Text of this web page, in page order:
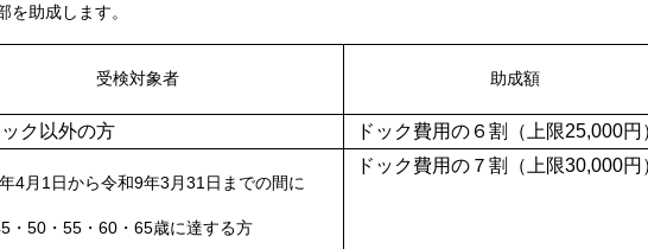
助成します。
受検対象者 助成額
ク以外の方 ドック費用の６割（上限25,000円
4月1日から令和9年3月31日までの間に
・50・55・60・65歳に達する方
ドック費用の７割（上限30,000円